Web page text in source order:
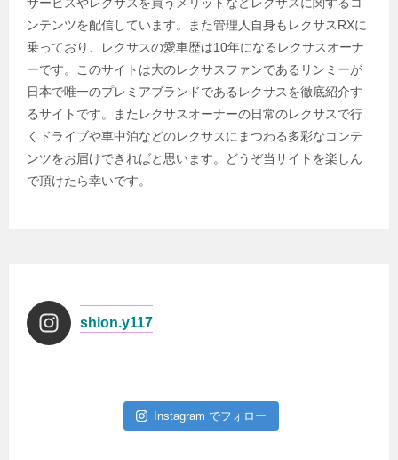
ンテンツを配信しています。また管理人自身もレクサスRXに
乗っており、レクサスの愛車歴は10年になるレクサスオーナ
ーです。このサイトは大のレクサスファンであるリンミーが
日本で唯一のプレミアブランドであるレクサスを徹底紹介す
るサイトです。またレクサスオーナーの日常のレクサスで行
くドライブや車中泊などのレクサスにまつわる多彩なコンテ
ンツをお届けできればと思います。どうぞ当サイトを楽しん
で頂けたら幸いです。
shion.y117
Instagram でフォロー